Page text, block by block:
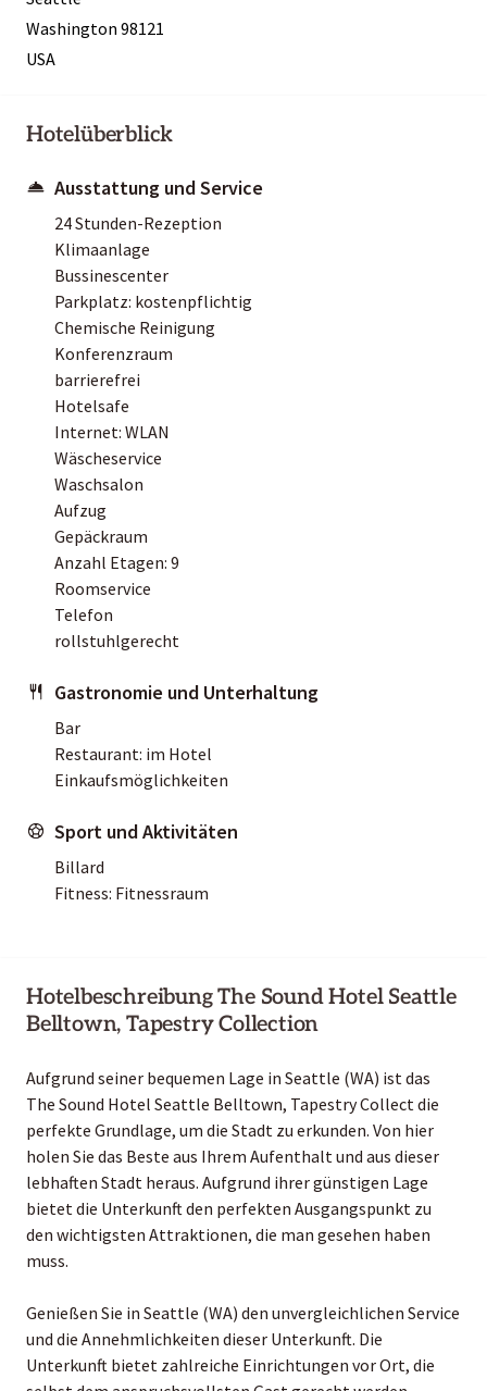
Washington 98121
USA
Hotelüberblick
Ausstattung und Service
24 Stunden-Rezeption
Klimaanlage
Bussinescenter
Parkplatz: kostenpflichtig
Chemische Reinigung
Konferenzraum
barrierefrei
Hotelsafe
Internet: WLAN
Wäscheservice
Waschsalon
Aufzug
Gepäckraum
Anzahl Etagen: 9
Roomservice
Telefon
rollstuhlgerecht
Gastronomie und Unterhaltung
Bar
Restaurant: im Hotel
Einkaufsmöglichkeiten
Sport und Aktivitäten
Billard
Fitness: Fitnessraum
Hotelbeschreibung The Sound Hotel Seattle
Belltown, Tapestry Collection
Aufgrund seiner bequemen Lage in Seattle (WA) ist das
The Sound Hotel Seattle Belltown, Tapestry Collect die
perfekte Grundlage, um die Stadt zu erkunden. Von hier
holen Sie das Beste aus Ihrem Aufenthalt und aus dieser
lebhaften Stadt heraus. Aufgrund ihrer günstigen Lage
bietet die Unterkunft den perfekten Ausgangspunkt zu
den wichtigsten Attraktionen, die man gesehen haben
muss.
Genießen Sie in Seattle (WA) den unvergleichlichen Service
und die Annehmlichkeiten dieser Unterkunft. Die
Unterkunft bietet zahlreiche Einrichtungen vor Ort, die